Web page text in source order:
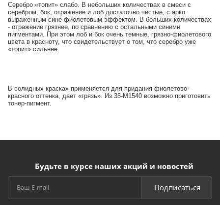
Серебро «топит» слабо. В небольших количествах в смеси с
серебром, бок, отражение и лоб достаточно чистые, с ярко
выраженным сине-фиолетовым эффектом.
В больших количествах
- отражение грязнее, по сравнению с остальными синими
пигментами.
При этом лоб и бок очень темные, грязно-фиолетового
цвета в красноту, что свидетельствует о том, что серебро уже
«топит» сильнее.
В солидных красках применяется для придания фиолетово-
красного оттенка, дает «грязь». Из 35-М1540 возможно приготовить
тонер-пигмент.
Будьте в курсе наших акций и новостей
Подписаться